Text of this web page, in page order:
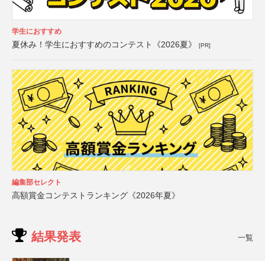
学生におすすめ
夏休み！学生におすすめのコンテスト《2026夏》 [PR]
編集部セレクト
高額賞金コンテストランキング《2026年夏》
結果発表 一覧